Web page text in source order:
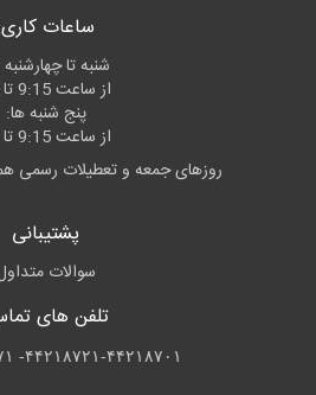
ساعات
شنبه تا
از ساعت 9:15 تا 20
پنج شنبه ها:
از ساعت 9:15 تا 17
روزهای جمعه و تعطیلات رسمی
پشتیبانی
سوالات
تلفن های
۴۴۲۱۸۷۲۱-۴۴۲۱۸۷۰۱- ۰۹۱۲۵۹۴۷۸۷۱